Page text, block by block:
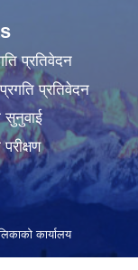
प्रतिवेदन
प्रतिवेदन
सुनुवाई
कार्यालय